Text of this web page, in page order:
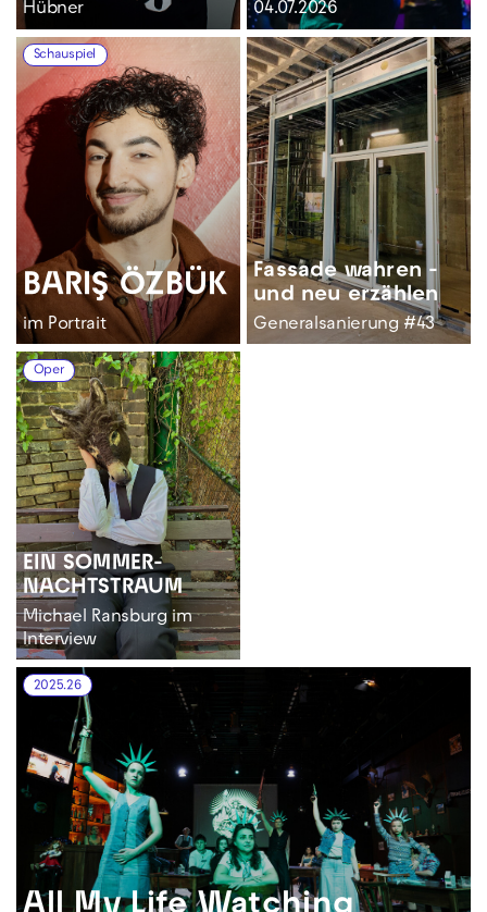
Hübner
04.07.2026
Schauspiel
BARIŞ ÖZBÜK
im Portrait
Fassade wahren -
und neu erzählen
Generalsanierung #43
Oper
EIN SOMMER­
NACHTS­TRAUM
Michael Ransburg im
Interview
2025.26